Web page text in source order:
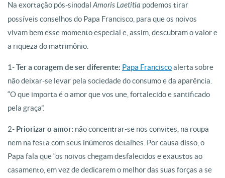
Na exortação pós-sinodal Amoris Laetitia podemos tirar
possíveis conselhos do Papa Francisco, para que os noivos
vivam bem esse momento especial e, assim, descubram o valor e
a riqueza do matrimônio.
1-Ter a coragem de ser diferente: Papa Franciscoalerta sobre
não deixar-se levar pela sociedade do consumo e da aparência.
“O que importa é o amor que vos une, fortalecido e santificado
pela graça”.
2- Priorizar o amor: não concentrar-se nos convites, na roupa
nem na festa com seus inúmeros detalhes. Por causa disso, o
Papa fala que “os noivos chegam desfalecidos e exaustos ao
casamento, em vez de dedicarem o melhor das suas forças a se